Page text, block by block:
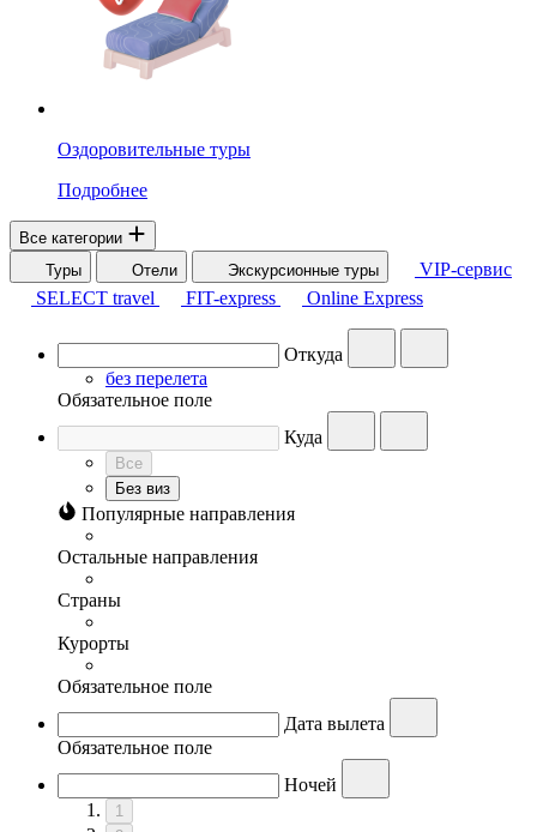
Оздоровительные туры
Подробнее
Все категории
Туры
Отели Экскурсионные туры
VIP-сервис
SELECT travel
FIT-express Online Express
Откуда
без перелета
Обязательное поле
Куда
Все
Без виз
Популярные направления
Остальные направления
Страны
Курорты
Обязательное поле
Дата вылета
Обязательное поле
Ночей
1